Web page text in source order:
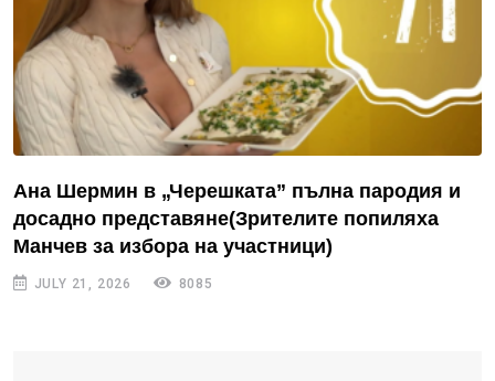
Ана Шермин в „Черешката” пълна пародия и
досадно представяне(Зрителите попиляха
Манчев за избора на участници)
JULY 21, 2026 8085